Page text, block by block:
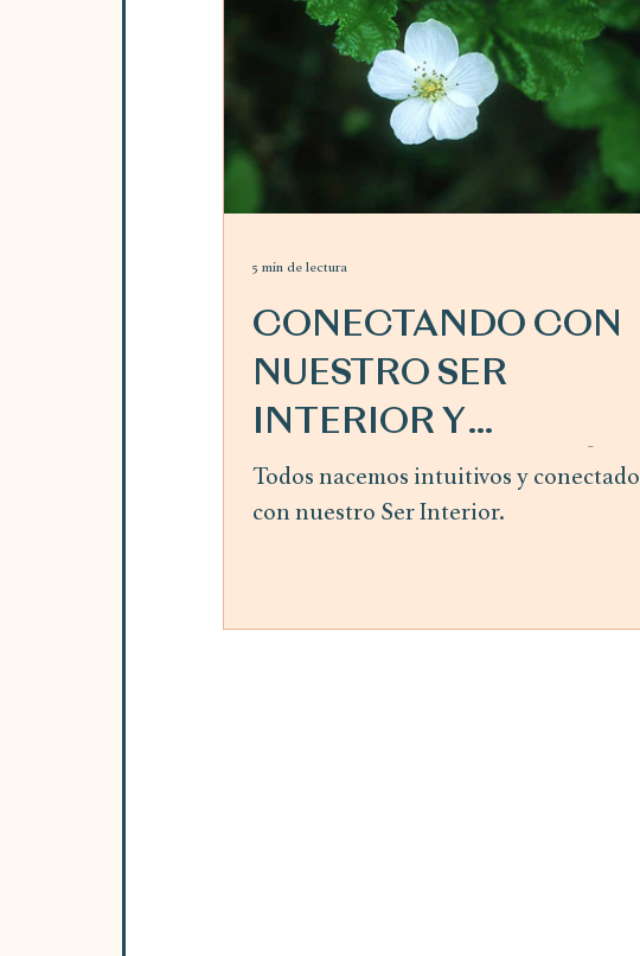
benefits of mindfulness meditation
stress relief and offers insights into
it can be integrated into daily life.
Mindfulness Meditation
CONECTANDO CON
NUESTRO SER
INTERIOR Y
SIGUIENDO LA GUÍA
INTERIOR ~ mes de
Todos nacemos intuitivos y
con nuestro Ser Interior.
5 min de lectura